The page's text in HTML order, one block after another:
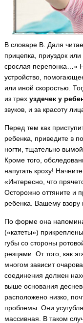
В словаре В. Даля
прицепка, приуздок или
срослая перепонка…»
устройство,
или иной скоростью.
из трех уздечек у
звуков, и за красоту
Перед тем как
ребенка, приведите в
ногти, тщательно
Кроме того,
напугать кроху!
«Интересно, что
Осторожно оттяните и
ребенка. Вашему взору
По форме она
(«катеты»)
губы со стороны
резцами. От того, как
многом зависит
соединения должен
выше основания
расположено низко,
проблемы. Они
массивная. В таком